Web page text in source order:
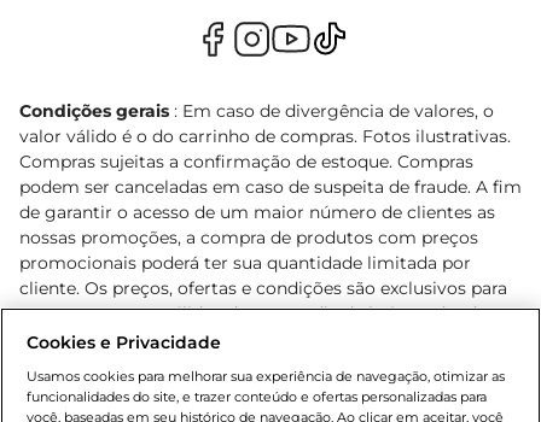
Condições gerais : Em caso de divergência de valores, o
valor válido é o do carrinho de compras. Fotos ilustrativas.
Compras sujeitas a confirmação de estoque. Compras
podem ser canceladas em caso de suspeita de fraude. A fim
de garantir o acesso de um maior número de clientes as
nossas promoções, a compra de produtos com preços
promocionais poderá ter sua quantidade limitada por
cliente. Os preços, ofertas e condições são exclusivos para
o e-commerce e válidos durante o dia de hoje, podendo
sofrer alterações sem prévia notificação. Proibida a venda
Lei n.º 8069/90, art. 81, inciso II (Estatuto da Criança e do
Adolescente). Preços e condições exclusivos para o
Cookies e Privacidade
Usamos cookies para melhorar sua experiência de navegação, otimizar as
funcionalidades do site, e trazer conteúdo e ofertas personalizadas para
você, baseadas em seu histórico de navegação. Ao clicar em aceitar, você